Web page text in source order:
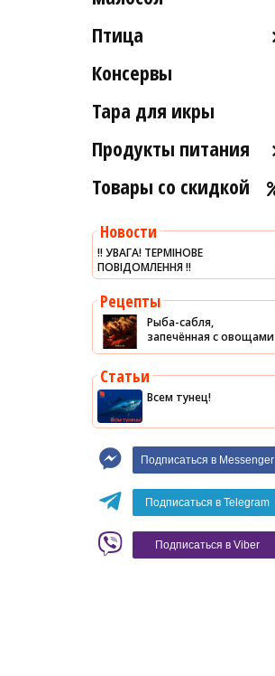
Мясо гребешка
Рапаны
Другое
Икра вяленая
Рыба слабосоленая
Рыба холодного и
Птица
Индейка
Консервы
Тара для икры
Продукты питания
Оливковое масло
Уксус
Сыры
Соусы
Сладости
Рис
Оливки
Мясные изделия
Вино
Белое вино
Красное вино
Кофе
Blaser
Товары со скидкой
Новости
‼️ УВАГА! ТЕРМІНОВЕ
ПОВІДОМЛЕННЯ ‼️
Рецепты
Рыба-сабля,
запечённая с овощами
Статьи
Всем тунец!
Подписаться в Messenger
Подписаться в Telegram
Подписаться в Viber